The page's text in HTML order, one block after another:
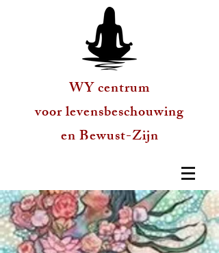
WY centrum
voor levensbeschouwing
en Bewust-Zijn